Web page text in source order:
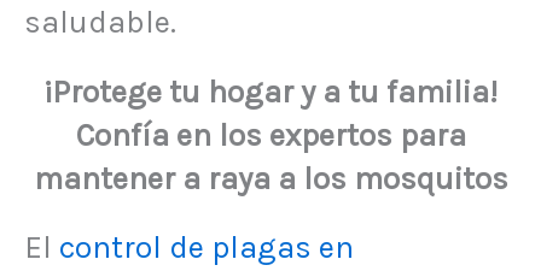
saludable.
¡Protege tu hogar y a tu familia!
Confía en los expertos para
mantener a raya a los mosquitos
El control de plagas en